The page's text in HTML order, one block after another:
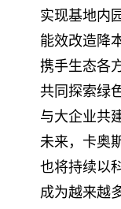
实现基地内
能效改造降
携手生态各
共同探索绿
与大企业共
未来，卡奥
也将持续以
成为越来越